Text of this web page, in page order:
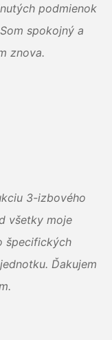
podmienok
spokojný a
znova.
3-izbového
všetky moje
špecifických
Ďakujem